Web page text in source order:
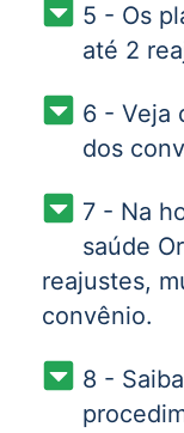
5 - Os
até 2
6 - Veja
dos
7 - Na
saúde
reajustes,
convênio.
8 -